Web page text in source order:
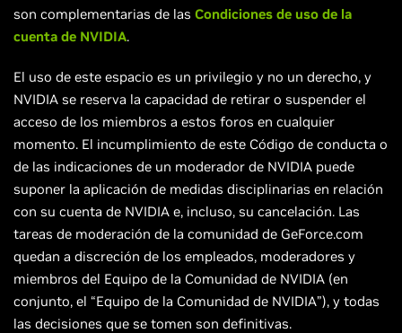
son complementarias de las Condiciones de uso de la
cuenta de NVIDIA.
El uso de este espacio es un privilegio y no un derecho, y
NVIDIA se reserva la capacidad de retirar o suspender el
acceso de los miembros a estos foros en cualquier
momento. El incumplimiento de este Código de conducta o
de las indicaciones de un moderador de NVIDIA puede
suponer la aplicación de medidas disciplinarias en relación
con su cuenta de NVIDIA e, incluso, su cancelación. Las
tareas de moderación de la comunidad de GeForce.com
quedan a discreción de los empleados, moderadores y
miembros del Equipo de la Comunidad de NVIDIA (en
conjunto, el “Equipo de la Comunidad de NVIDIA”), y todas
las decisiones que se tomen son definitivas.